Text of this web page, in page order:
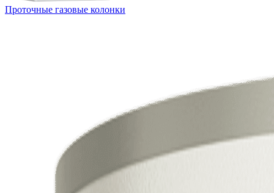
Проточные газовые колонки